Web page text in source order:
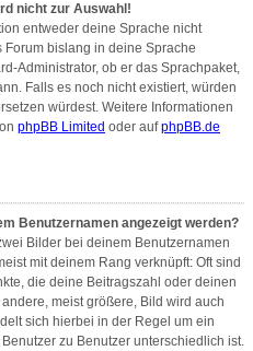
nicht zur Auswahl!
entweder deine Sprache nicht
bislang in deine Sprache
Administrator, ob er das Sprachpaket,
Falls es noch nicht existiert, würden
würdest. Weitere Informationen
phpBB Limited oder aufphpBB.de
Benutzernamen angezeigt werden?
Bilder bei deinem Benutzernamen
mit deinem Rang verknüpft: Oft sind
die deine Beitragszahl oder deinen
meist größere, Bild wird auch
sich hierbei in der Regel um ein
zu Benutzer unterschiedlich ist.